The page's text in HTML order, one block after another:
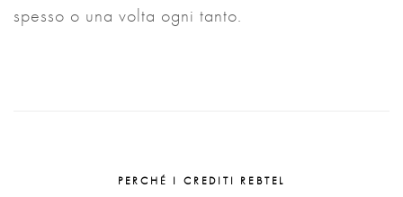
spesso o una volta ogni tanto.
PERCHÉ I CREDITI REBTEL